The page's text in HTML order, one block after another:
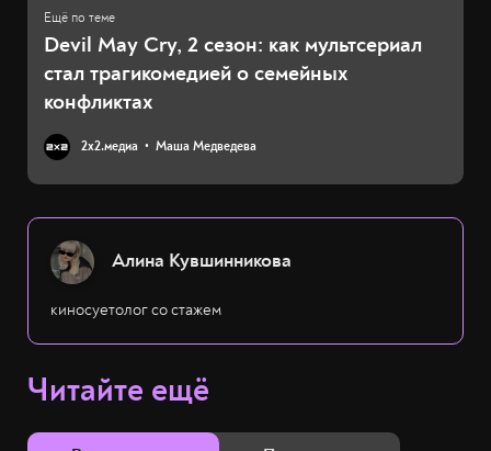
Devil May Cry, 2 сезон: как мультсериал
стал трагикомедией о семейных
конфликтах
2х2.медиа Маша Медведева
Алина Кувшинникова
киносуетолог со стажем
Читайте ещё